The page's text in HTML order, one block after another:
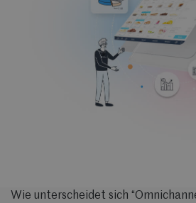
Wie unterscheidet sich